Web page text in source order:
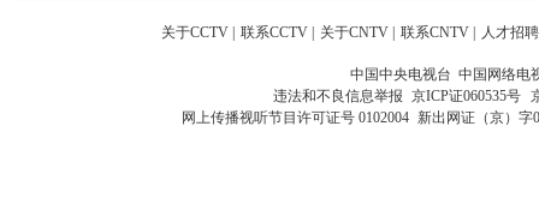
关于CCTV 联系CCTV 关于CNTV 联系CNTV 人才招聘
中国中央电视台 中国网络电
违法和不良信息举报 京ICP证060535号
网上传播视听节目许可证号 0102004 新出网证（京）